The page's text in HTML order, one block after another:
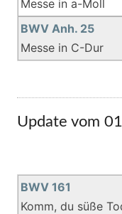
Messe in a-Moll
BWV Anh. 25
Messe in C-Dur
Update vom
BWV 161
Komm, du süße